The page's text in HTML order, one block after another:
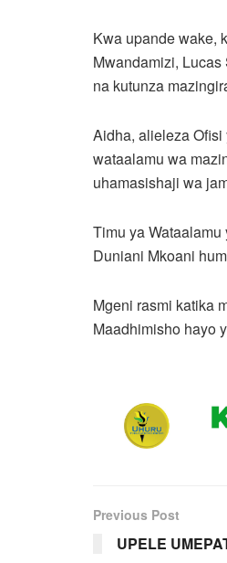
Kwa upande wake,
Mwandamizi,
na kutunza
Aidha, alieleza
wataalamu wa
uhamasishaji wa
Timu ya
Duniani Mkoani
Mgeni rasmi katika
Maadhimisho hayo
Previous Post
UPELE